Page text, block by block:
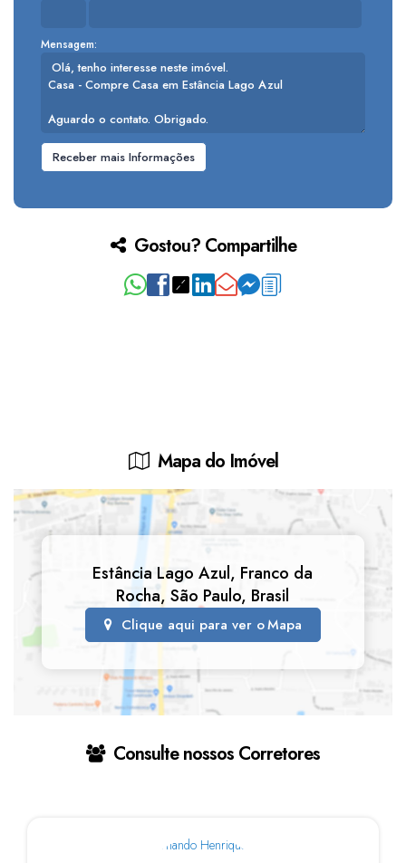
Mensagem:
Gostou? Compartilhe
Mapa do Imóvel
Estância Lago Azul, Franco da
Rocha,São Paulo, Brasil
Clique aqui para ver oMapa
Consulte nossos Corretores